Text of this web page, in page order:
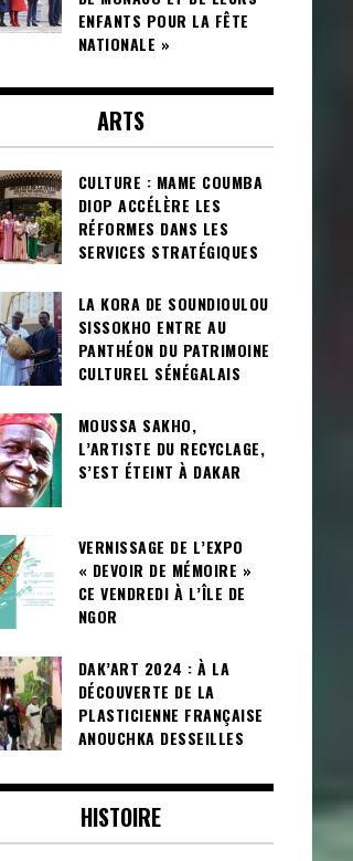
ENFANTS POUR LA FÊTE
NATIONALE »
ARTS
CULTURE : MAME COUMBA
DIOP ACCÉLÈRE LES
RÉFORMES DANS LES
SERVICES STRATÉGIQUES
LA KORA DE SOUNDIOULOU
SISSOKHO ENTRE AU
PANTHÉON DU PATRIMOINE
CULTUREL SÉNÉGALAIS
MOUSSA SAKHO,
L’ARTISTE DU RECYCLAGE,
S’EST ÉTEINT À DAKAR
VERNISSAGE DE L’EXPO
« DEVOIR DE MÉMOIRE »
CE VENDREDI À L’ÎLE DE
NGOR
DAK’ART 2024 : À LA
DÉCOUVERTE DE LA
PLASTICIENNE FRANÇAISE
ANOUCHKA DESSEILLES
HISTOIRE